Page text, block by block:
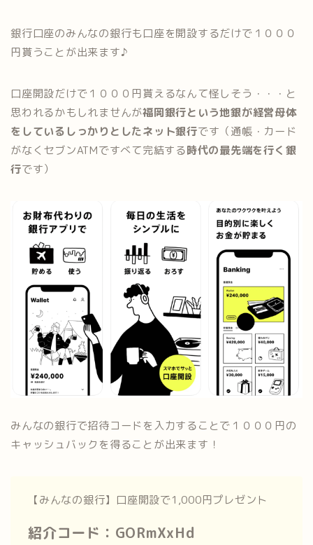
銀行口座のみんなの銀行も口座を開設するだけで１０００
円貰うことが出来ます♪
口座開設だけで１０００円貰えるなんて怪しそう・・・と
思われるかもしれませんが福岡銀行という地銀が経営母体
をしているしっかりとしたネット銀行です（通帳・カード
がなくセブンATMですべて完結する時代の最先端を行く銀
行です）
みんなの銀行で招待コードを入力することで１０００円の
キャッシュバックを得ることが出来ます！
【みんなの銀行】口座開設で1,000円プレゼント
紹介コード：GORmXxHd